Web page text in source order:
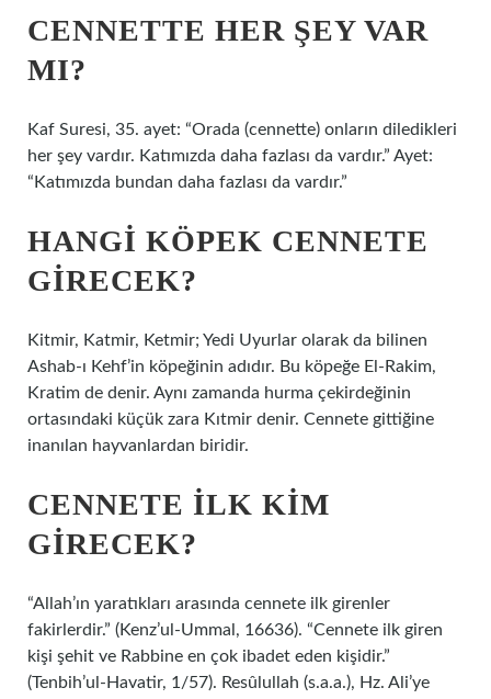
CENNETTE HER ŞEY VAR
MI?
Kaf Suresi, 35. ayet: “Orada (cennette) onların diledikleri
her şey vardır. Katımızda daha fazlası da vardır.” Ayet:
“Katımızda bundan daha fazlası da vardır.”
HANGI KÖPEK CENNETE
GIRECEK?
Kitmir, Katmir, Ketmir; Yedi Uyurlar olarak da bilinen
Ashab-ı Kehf’in köpeğinin adıdır. Bu köpeğe El-Rakim,
Kratim de denir. Aynı zamanda hurma çekirdeğinin
ortasındaki küçük zara Kıtmir denir. Cennete gittiğine
inanılan hayvanlardan biridir.
CENNETE ILK KIM
GIRECEK?
“Allah’ın yaratıkları arasında cennete ilk girenler
fakirlerdir.” (Kenz’ul-Ummal, 16636). “Cennete ilk giren
kişi şehit ve Rabbine en çok ibadet eden kişidir.”
(Tenbih’ul-Havatir, 1/57). Resûlullah (s.a.a.), Hz. Ali’ye